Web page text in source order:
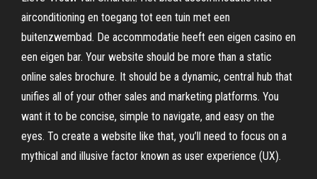
airconditioning en toegang tot een tuin met een
buitenzwembad. De accommodatie heeft een eigen casino en
een eigen bar. Your website should be more than a static
online sales brochure. It should be a dynamic, central hub that
unifies all of your other sales and marketing platforms. You
want it to be concise, simple to navigate, and easy on the
eyes. To create a website like that, you’ll need to focus on a
mythical and illusive factor known as user experience (UX).